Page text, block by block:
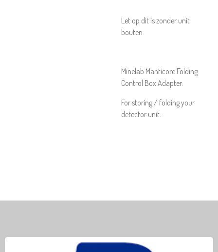
Let op dit is zonder unit
bouten.
Minelab Manticore Folding
Control Box Adapter.
For storing / folding your
detector unit.